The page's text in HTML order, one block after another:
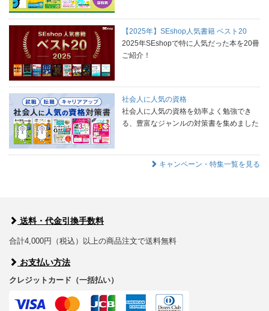
【2025年】SEshop人気書籍 ベスト20
2025年SEshopで特に人気だった本を20冊
ご紹介！
社会人に人気の資格
社会人に人気の資格を効率よく勉強でき
る、豊富なジャンルの対策書を集めました
キャンペーン・特集一覧を見る
送料・代金引換手数料
合計4,000円（税込）以上の商品注文で送料無料
お支払い方法
クレジットカード（一括払い）